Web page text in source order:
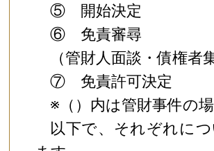
⑤ 開始決定
⑥ 免責審尋
（管財人面談・債権者
⑦ 免責許可決定
※（）内は管財事件の
以下で、それぞれに